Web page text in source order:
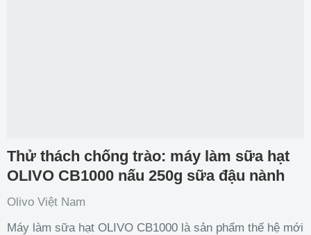
Thử thách chống trào: máy làm sữa hạt
OLIVO CB1000 nấu 250g sữa đậu nành
Olivo Việt Nam
Máy làm sữa hạt OLIVO CB1000 là sản phẩm thế hệ mới